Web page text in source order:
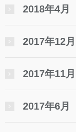
2018年4月
2017年12月
2017年11月
2017年6月